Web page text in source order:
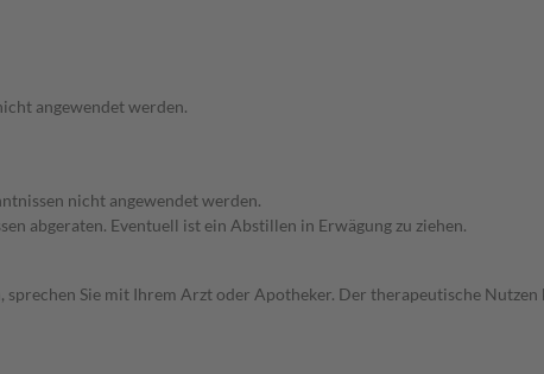
angewendet werden.
nicht angewendet werden.
abgeraten. Eventuell ist ein Abstillen in Erwägung zu ziehen.
Sie mit Ihrem Arzt oder Apotheker. Der therapeutische Nutzen